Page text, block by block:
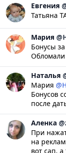
Евгения
Татьяна
Мария
Бонусы
Обломали
Наталья
Мария
Бонусов
после
Аленка
При
на
вот сап,